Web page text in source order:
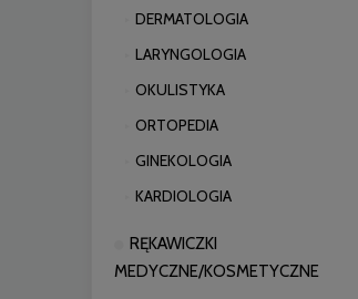
DERMATOLOGIA
LARYNGOLOGIA
OKULISTYKA
ORTOPEDIA
GINEKOLOGIA
KARDIOLOGIA
RĘKAWICZKI
MEDYCZNE/KOSMETYCZNE